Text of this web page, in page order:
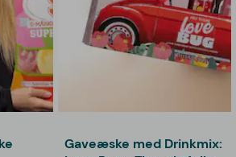
Gaveæske med Drinkmix: